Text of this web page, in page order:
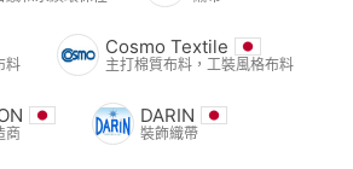
料
Cosmo Textile
主打棉質布料，工裝風格布料
商
DARIN
裝飾織帶